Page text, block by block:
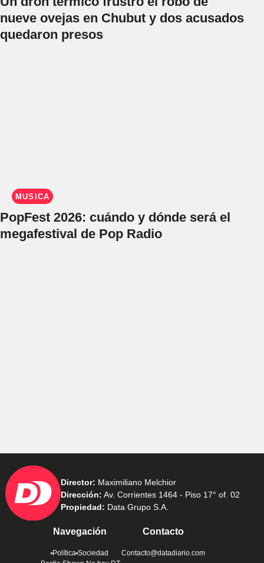
nueve ovejas en Chubut y dos acusados
quedaron presos
MÚSICA
PopFest 2026: cuándo y dónde será el
megafestival de Pop Radio
Director: Maximiliano Melchior
Dirección: Av. Corrientes 1464 - Piso 17° of. 02
Propiedad: Data Grupo S.A.
Navegación
Política Sociedad
Contacto
Contacto@datadiario.com